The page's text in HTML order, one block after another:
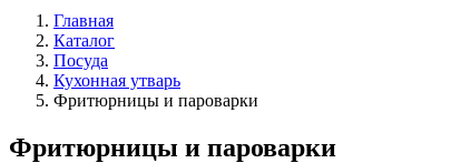
Главная
Каталог
Посуда
Кухонная утварь
Фритюрницы и пароварки
Фритюрницы и пароварки